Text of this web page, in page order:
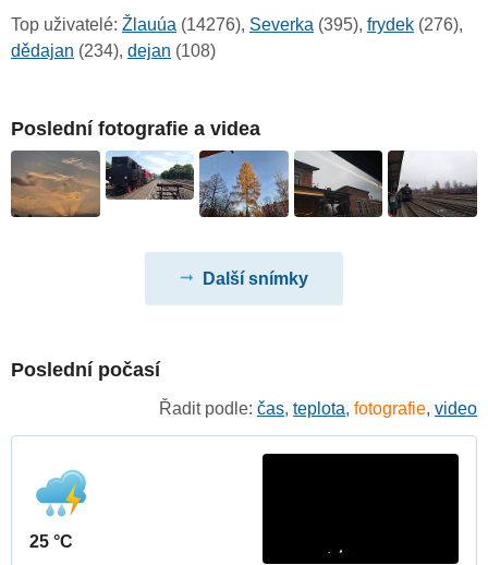
Top uživatelé: Žlauúa (14276), Severka (395), frydek (276),
dědajan (234), dejan (108)
Poslední fotografie a videa
Další snímky
Poslední počasí
Řadit podle: čas, teplota, fotografie, video
25 °C